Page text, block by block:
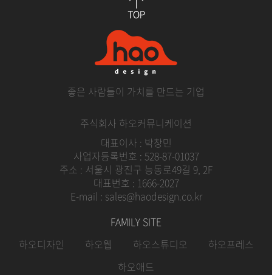
좋은 사람들이 가치를 만드는 기업
주식회사 하오커뮤니케이션
대표이사 : 박창민
사업자등록번호 : 528-87-01037
주소 : 서울시 광진구 능동로49길 9, 2F
대표번호 : 1666-2027
E-mail : sales@haodesign.co.kr
FAMILY SITE
하오디자인
하오웹 하오스튜디오
하오프레스
하오애드